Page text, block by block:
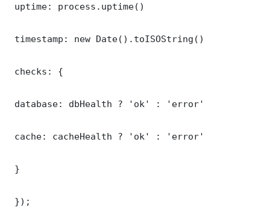
uptime: process.uptime()
timestamp: new Date().toISOString()
checks: {
database: dbHealth ? 'ok' : 'error'
cache: cacheHealth ? 'ok' : 'error'
}
});